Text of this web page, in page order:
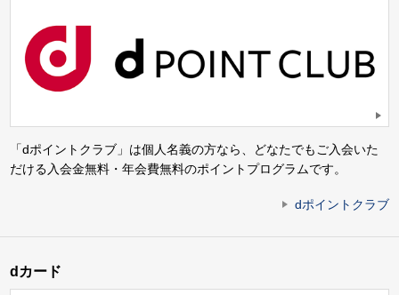
「dポイントクラブ」は個人名義の方なら、どなたでもご入会いた
だける入会金無料・年会費無料のポイントプログラムです。
dポイントクラブ
dカード